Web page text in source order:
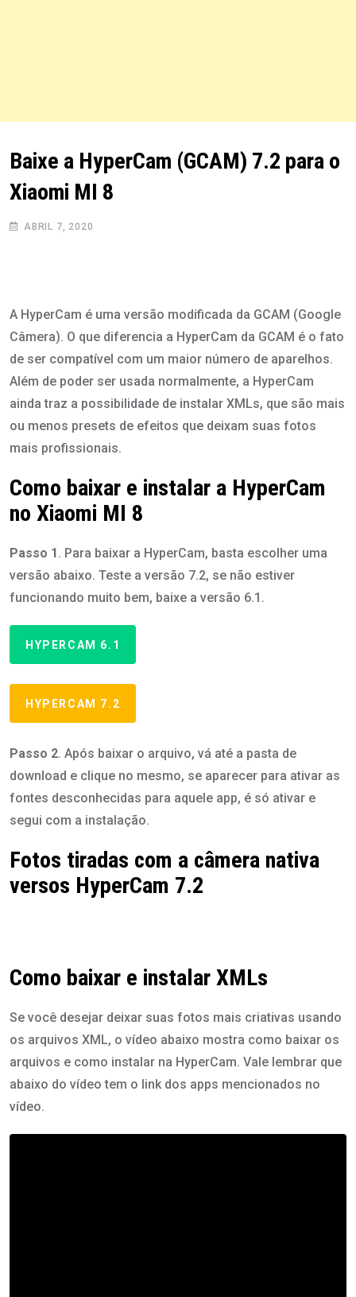
Baixe a HyperCam (GCAM) 7.2 para o
Xiaomi MI 8
ABRIL 7, 2020
A HyperCam é uma versão modificada da GCAM (Google
Câmera). O que diferencia a HyperCam da GCAM é o fato
de ser compatível com um maior número de aparelhos.
Além de poder ser usada normalmente, a HyperCam
ainda traz a possibilidade de instalar XMLs, que são mais
ou menos presets de efeitos que deixam suas fotos
mais profissionais.
Como baixar e instalar a HyperCam
no Xiaomi MI 8
Passo 1. Para baixar a HyperCam, basta escolher uma
versão abaixo. Teste a versão 7.2, se não estiver
funcionando muito bem, baixe a versão 6.1.
HYPERCAM 6.1
HYPERCAM 7.2
Passo 2. Após baixar o arquivo, vá até a pasta de
download e clique no mesmo, se aparecer para ativar as
fontes desconhecidas para aquele app, é só ativar e
segui com a instalação.
Fotos tiradas com a câmera nativa
versos HyperCam 7.2
mouse
Como baixar e instalar XMLs
Se você desejar deixar suas fotos mais criativas usando
os arquivos XML, o vídeo abaixo mostra como baixar os
arquivos e como instalar na HyperCam. Vale lembrar que
abaixo do vídeo tem o link dos apps mencionados no
vídeo.